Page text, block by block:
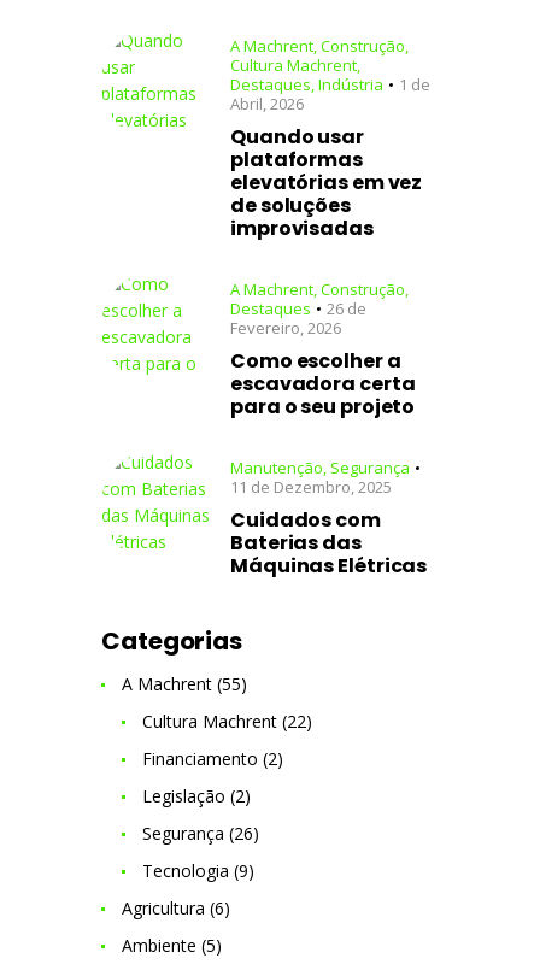
A Machrent,Construção,
Cultura Machrent,
Destaques,Indústria
1 de
Abril, 2026
Quando usar
plataformas
elevatórias em vez
de soluções
improvisadas
A Machrent,Construção,
Destaques
26 de
Fevereiro, 2026
Como escolher a
escavadora certa
para o seu projeto
Manutenção, Segurança
11 de Dezembro, 2025
Cuidados com
Baterias das
Máquinas Elétricas
Categorias
A Machrent(55)
Cultura Machrent(22)
Financiamento (2)
Legislação (2)
Segurança (26)
Tecnologia (9)
Agricultura (6)
Ambiente (5)